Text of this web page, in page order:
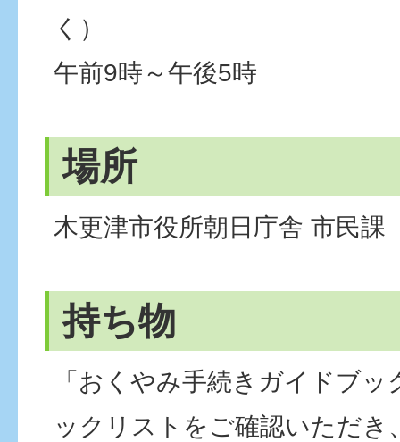
く）
午前9時～午後5時
場所
木更津市役所朝日庁舎 市民課
持ち物
「おくやみ手続きガイドブ
ックリストをご確認いただき